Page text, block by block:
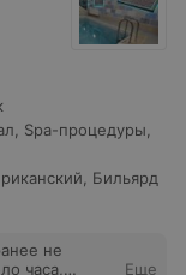
себя"))) Так
обычно
на 300%!
Spa-процедуры
Бильярд
часа,
Еще